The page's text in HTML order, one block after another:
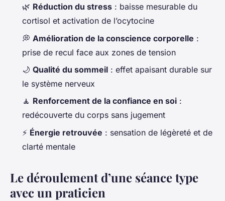
🌿 Réduction du stress : baisse mesurable du
cortisol et activation de l’ocytocine
💭 Amélioration de la conscience corporelle :
prise de recul face aux zones de tension
🌙 Qualité du sommeil : effet apaisant durable sur
le système nerveux
🧘 Renforcement de la confiance en soi :
redécouverte du corps sans jugement
⚡ Énergie retrouvée : sensation de légèreté et de
clarté mentale
Le déroulement d’une séance type
avec un praticien